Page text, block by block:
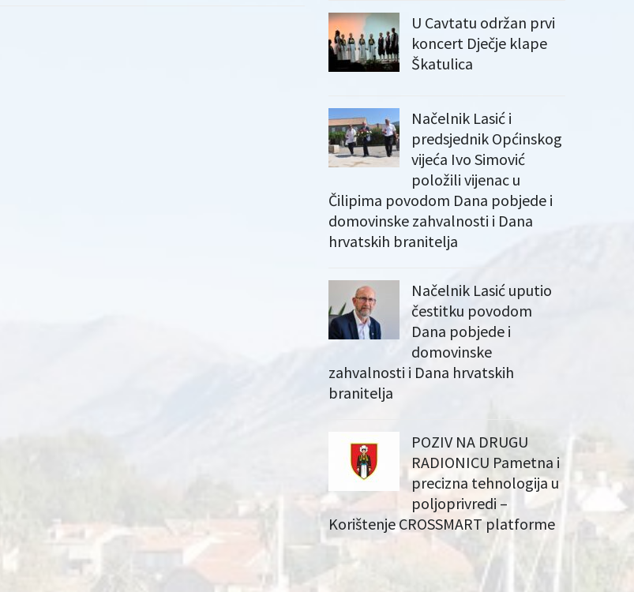
U Cavtatu održan prvi
koncert Dječje klape
Škatulica
Načelnik Lasić i
predsjednik Općinskog
vijeća Ivo Simović
položili vijenac u
Čilipima povodom Dana pobjede i
domovinske zahvalnosti i Dana
hrvatskih branitelja
Načelnik Lasić uputio
čestitku povodom
Dana pobjede i
domovinske
zahvalnosti i Dana hrvatskih
branitelja
POZIV NA DRUGU
RADIONICU Pametna i
precizna tehnologija u
poljoprivredi –
Korištenje CROSSMART platforme